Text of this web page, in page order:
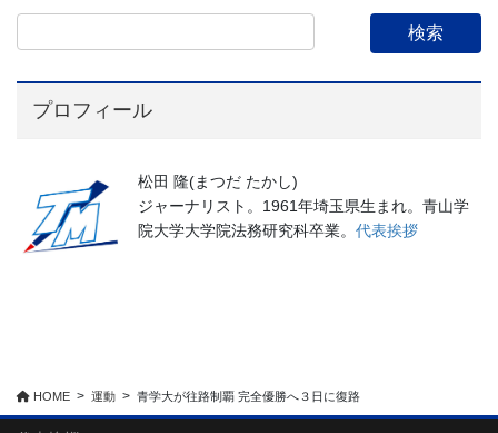
プロフィール
松田 隆(まつだ たかし)
ジャーナリスト。1961年埼玉県生まれ。青山学
院大学大学院法務研究科卒業。 代表挨拶
HOME 運動 青学大が往路制覇 完全優勝へ３日に復路